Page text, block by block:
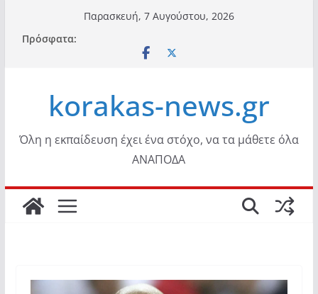
περιεχόμενο
Παρασκευή, 7 Αυγούστου, 2026
Πρόσφατα:
korakas-news.gr
Όλη η εκπαίδευση έχει ένα στόχο, να τα μάθετε όλα
ΑΝΑΠΟΔΑ